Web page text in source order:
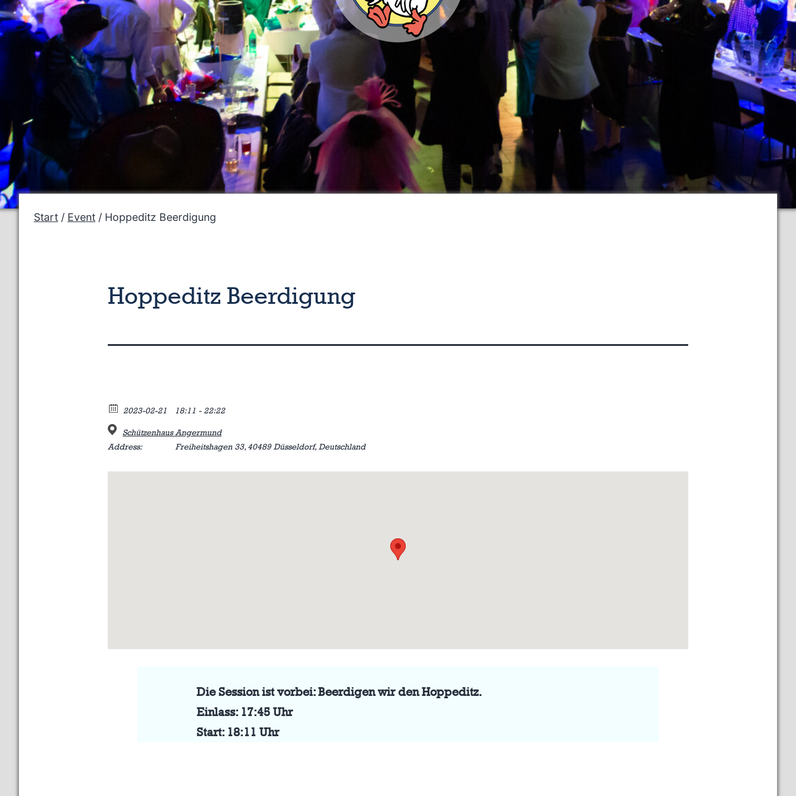
Start / Event / Hoppeditz Beerdigung
Hoppeditz Beerdigung
2023-02-21 18:11 - 22:22
Schützenhaus Angermund
Address:
Freiheitshagen 33, 40489 Düsseldorf, Deutschland
Die Session ist vorbei: Beerdigen wir den Hoppeditz.
Einlass: 17:45 Uhr
Start: 18:11 Uhr